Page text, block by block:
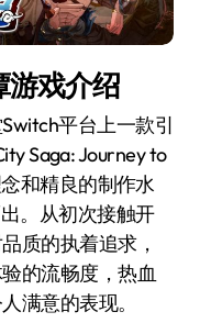
游戏介绍
平台上一款引
Saga: Journey to
和精良的制作水
。从初次接触开
质的执着追求，
的流畅度，热血
满意的表现。